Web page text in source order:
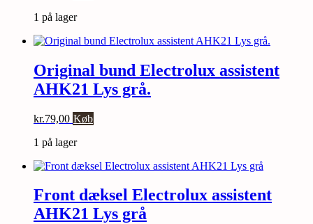
1 på lager
Original bund Electrolux assistent
AHK21 Lys grå.
kr.79,00 Køb
1 på lager
Front dæksel Electrolux assistent
AHK21 Lys grå